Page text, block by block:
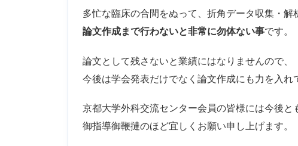
多忙な臨床の合間をぬって、折角データ収集・解
論文作成まで行わないと非常に勿体ない事です。
論文として残さないと業績にはなりませんので、
今後は学会発表だけでなく論文作成にも力を入れ
京都大学外科交流センター会員の皆様には今後と
御指導御鞭撻のほど宜しくお願い申し上げます。